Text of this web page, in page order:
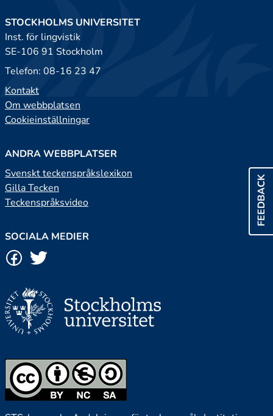
FEEDBACK
STOCKHOLMS UNIVERSITET
Inst. för lingvistik
SE-106 91 Stockholm
Telefon: 08-16 23 47
Kontakt
Om webbplatsen
Cookieinställningar
ANDRA WEBBPLATSER
Svenskt teckenspråkslexikon
Gilla Tecken
Teckenspråksvideo
SOCIALA MEDIER